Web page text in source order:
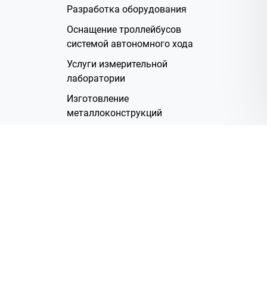
Разработка оборудования
Оснащение троллейбусов
системой автономного хода
Услуги измерительной
лаборатории
Изготовление
металлоконструкций